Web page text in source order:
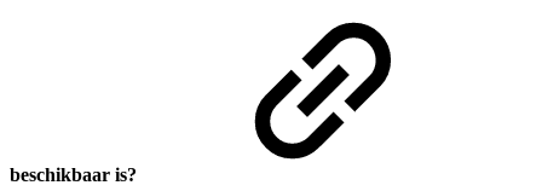
beschikbaar is?